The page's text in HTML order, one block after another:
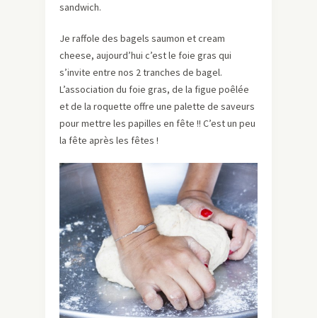
sandwich.
Je raffole des bagels saumon et cream
cheese, aujourd’hui c’est le foie gras qui
s’invite entre nos 2 tranches de bagel.
L’association du foie gras, de la figue poêlée
et de la roquette offre une palette de saveurs
pour mettre les papilles en fête !! C’est un peu
la fête après les fêtes !